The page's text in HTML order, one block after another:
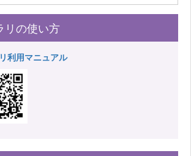
リの使い方
利用マニュアル